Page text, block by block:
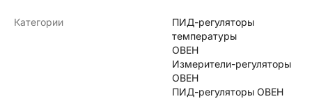
Категории
ПИД-регуляторы
температуры
ОВЕН
Измерители-регуляторы
ОВЕН
ПИД-регуляторы ОВЕН